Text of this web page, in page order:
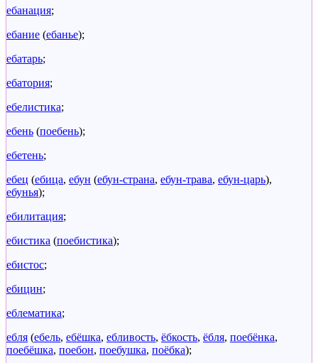
ебанация;
ебание (ебанье);
ебатарь;
ебатория;
ебелистика;
ебень (поебень);
ебетень;
ебец (ебица, ебун (ебун-страна, ебун-трава, ебун-царь),
ебунья);
ебилитация;
ебистика (поебистика);
ебистос;
ебицин;
еблематика;
ебля (ебель, ебёшка, ебливость, ёбкость, ёбля, поебёнка,
поебёшка, поебон, поебушка, поёбка);